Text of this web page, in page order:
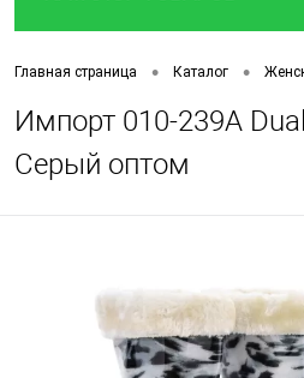
Главная страница • Каталог •
Импорт 010-239A
Серый оптом